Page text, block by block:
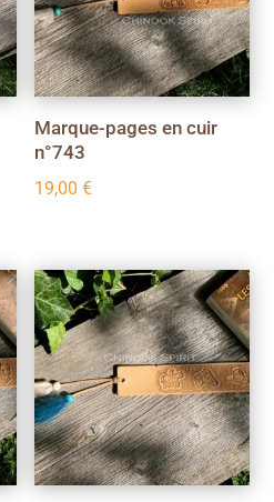
Marque-pages en cuir
n°743
19,00€